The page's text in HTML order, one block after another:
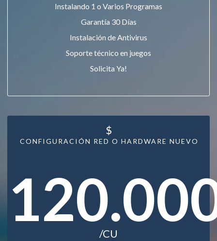
Instalando 1 o Varios Programas
Garantía 30 Días
Instalación de Antivirus
Soporte técnico en juegos
Solicita Ya!
CONFIGURACIÓN RED O HARDWARE NUEVO
$
/CU